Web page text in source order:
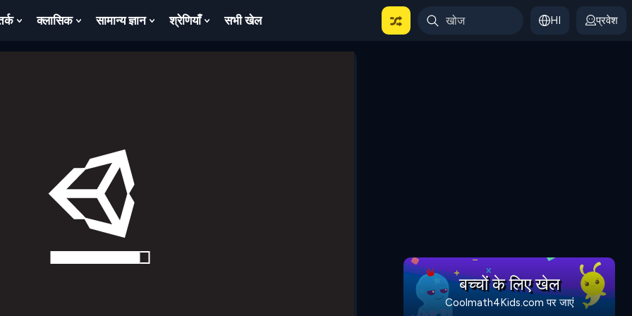
Show
For
क्लासिक
Show
For
सामान्य ज्ञान
Show
For
श्रेणियाँ
Show
For
सभी खेल HI प्रवेश
बच्चों के लिए खेल
Coolmath4Kids.com पर जाएं